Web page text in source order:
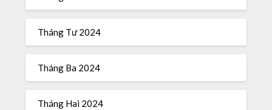
Tháng Tư 2024
Tháng Ba 2024
Tháng Hai 2024